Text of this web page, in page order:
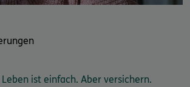
ist einfach. Aber versichern.